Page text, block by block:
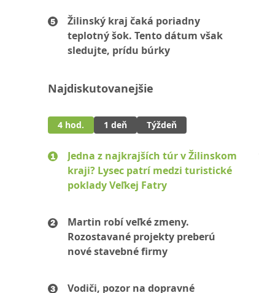
Žilinský kraj čaká poriadny
teplotný šok. Tento dátum však
sledujte, prídu búrky
Najdiskutovanejšie
4 hod. 1 deň Týždeň
Jedna z najkrajších túr v Žilinskom
kraji? Lysec patrí medzi turistické
poklady Veľkej Fatry
Martin robí veľké zmeny.
Rozostavané projekty preberú
nové stavebné firmy
Vodiči, pozor na dopravné